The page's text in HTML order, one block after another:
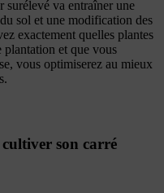
surélevé va entraîner une
sol et une modification des
exactement quelles plantes
plantation et que vous
vous optimiserez au mieux
son carré